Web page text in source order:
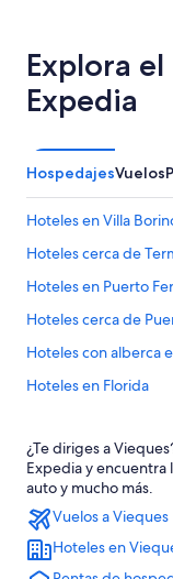
Explora
Expedia
HospedajesVuelos
Hoteles en Villa
Hoteles cerca de
Hoteles en Puerto
Hoteles cerca de
Hoteles con alberca
Hoteles en Florida
Hoteles cerca de
B&B en Isla de Vieques
Campings en Isla de
Casas de ciudad en
¿Te diriges a
Expedia y encuentra
auto y mucho más.
Vuelos a Vieques
Hoteles en